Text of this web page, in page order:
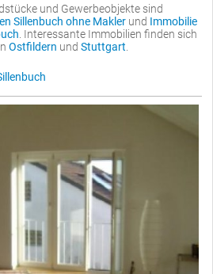
und Gewerbeobjekte sind
Sillenbuch ohne Makler und Immobilie
. Interessante Immobilien finden sich
Ostfildern und Stuttgart